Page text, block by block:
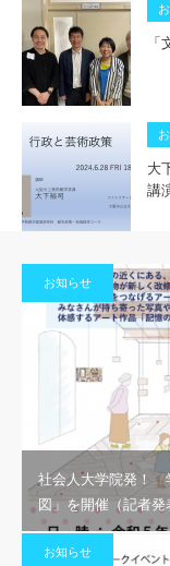
大
講
お知らせ
社会人大学院発！
図」を開催（記者発
お知らせ